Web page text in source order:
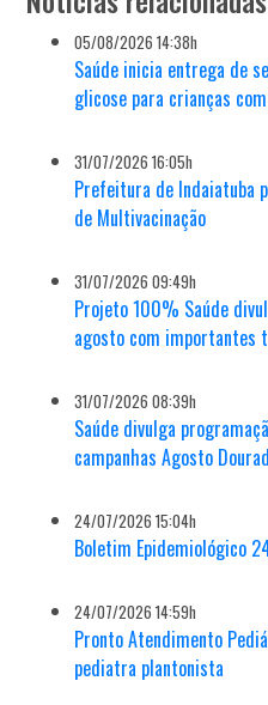
05/08/2026 14:38h
Saúde inicia entrega de
glicose para crianças
31/07/2026 16:05h
Prefeitura de Indaiatuba
de Multivacinação
31/07/2026 09:49h
Projeto 100% Saúde
agosto com importantes
31/07/2026 08:39h
Saúde divulga
campanhas Agosto
24/07/2026 15:04h
Boletim Epidemiológico
24/07/2026 14:59h
Pronto Atendimento
pediatra plantonista